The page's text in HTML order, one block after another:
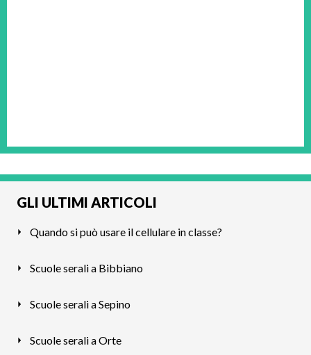
GLI ULTIMI ARTICOLI
Quando si può usare il cellulare in classe?
Scuole serali a Bibbiano
Scuole serali a Sepino
Scuole serali a Orte